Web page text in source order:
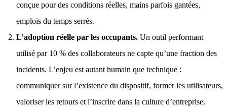
conçue pour des conditions réelles, mains parfois gantées,
emplois du temps serrés.
L’adoption réelle par les occupants. Un outil performant
utilisé par 10 % des collaborateurs ne capte qu’une fraction des
incidents. L’enjeu est autant humain que technique :
communiquer sur l’existence du dispositif, former les utilisateurs,
valoriser les retours et l’inscrire dans la culture d’entreprise.